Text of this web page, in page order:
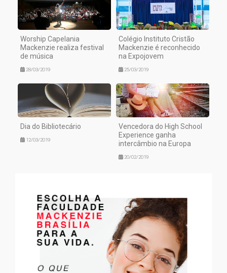
Worship Capelania
Mackenzie realiza festival
de música
28/03/2019
Colégio Instituto Cristão
Mackenzie é reconhecido
na Expojovem
25/03/2019
Dia do Bibliotecário
12/03/2019
Vencedora do High School
Experience ganha
intercâmbio na Europa
20/02/2019